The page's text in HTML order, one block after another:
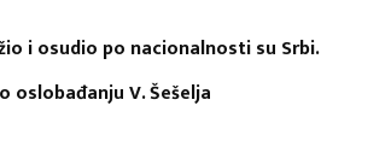
i osudio po nacionalnosti su Srbi.
o oslobađanju V. Šešelja